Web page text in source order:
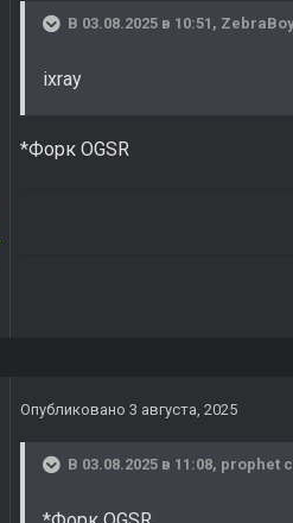
В 03.08.2025 в 10:51,
ixray
*Форк OGSR
Опубликовано 3 августа, 2025
В 03.08.2025 в 11:08, prophet